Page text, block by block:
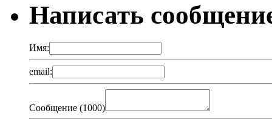
Написать
Имя:
email:
Сообщение (1000)